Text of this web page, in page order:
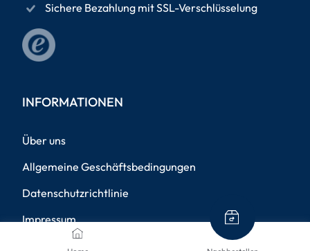
Sichere Bezahlung mit SSL-Verschlüsselung
INFORMATIONEN
Über uns
Allgemeine Geschäftsbedingungen
Datenschutzrichtlinie
Impressum
Versandinformationen